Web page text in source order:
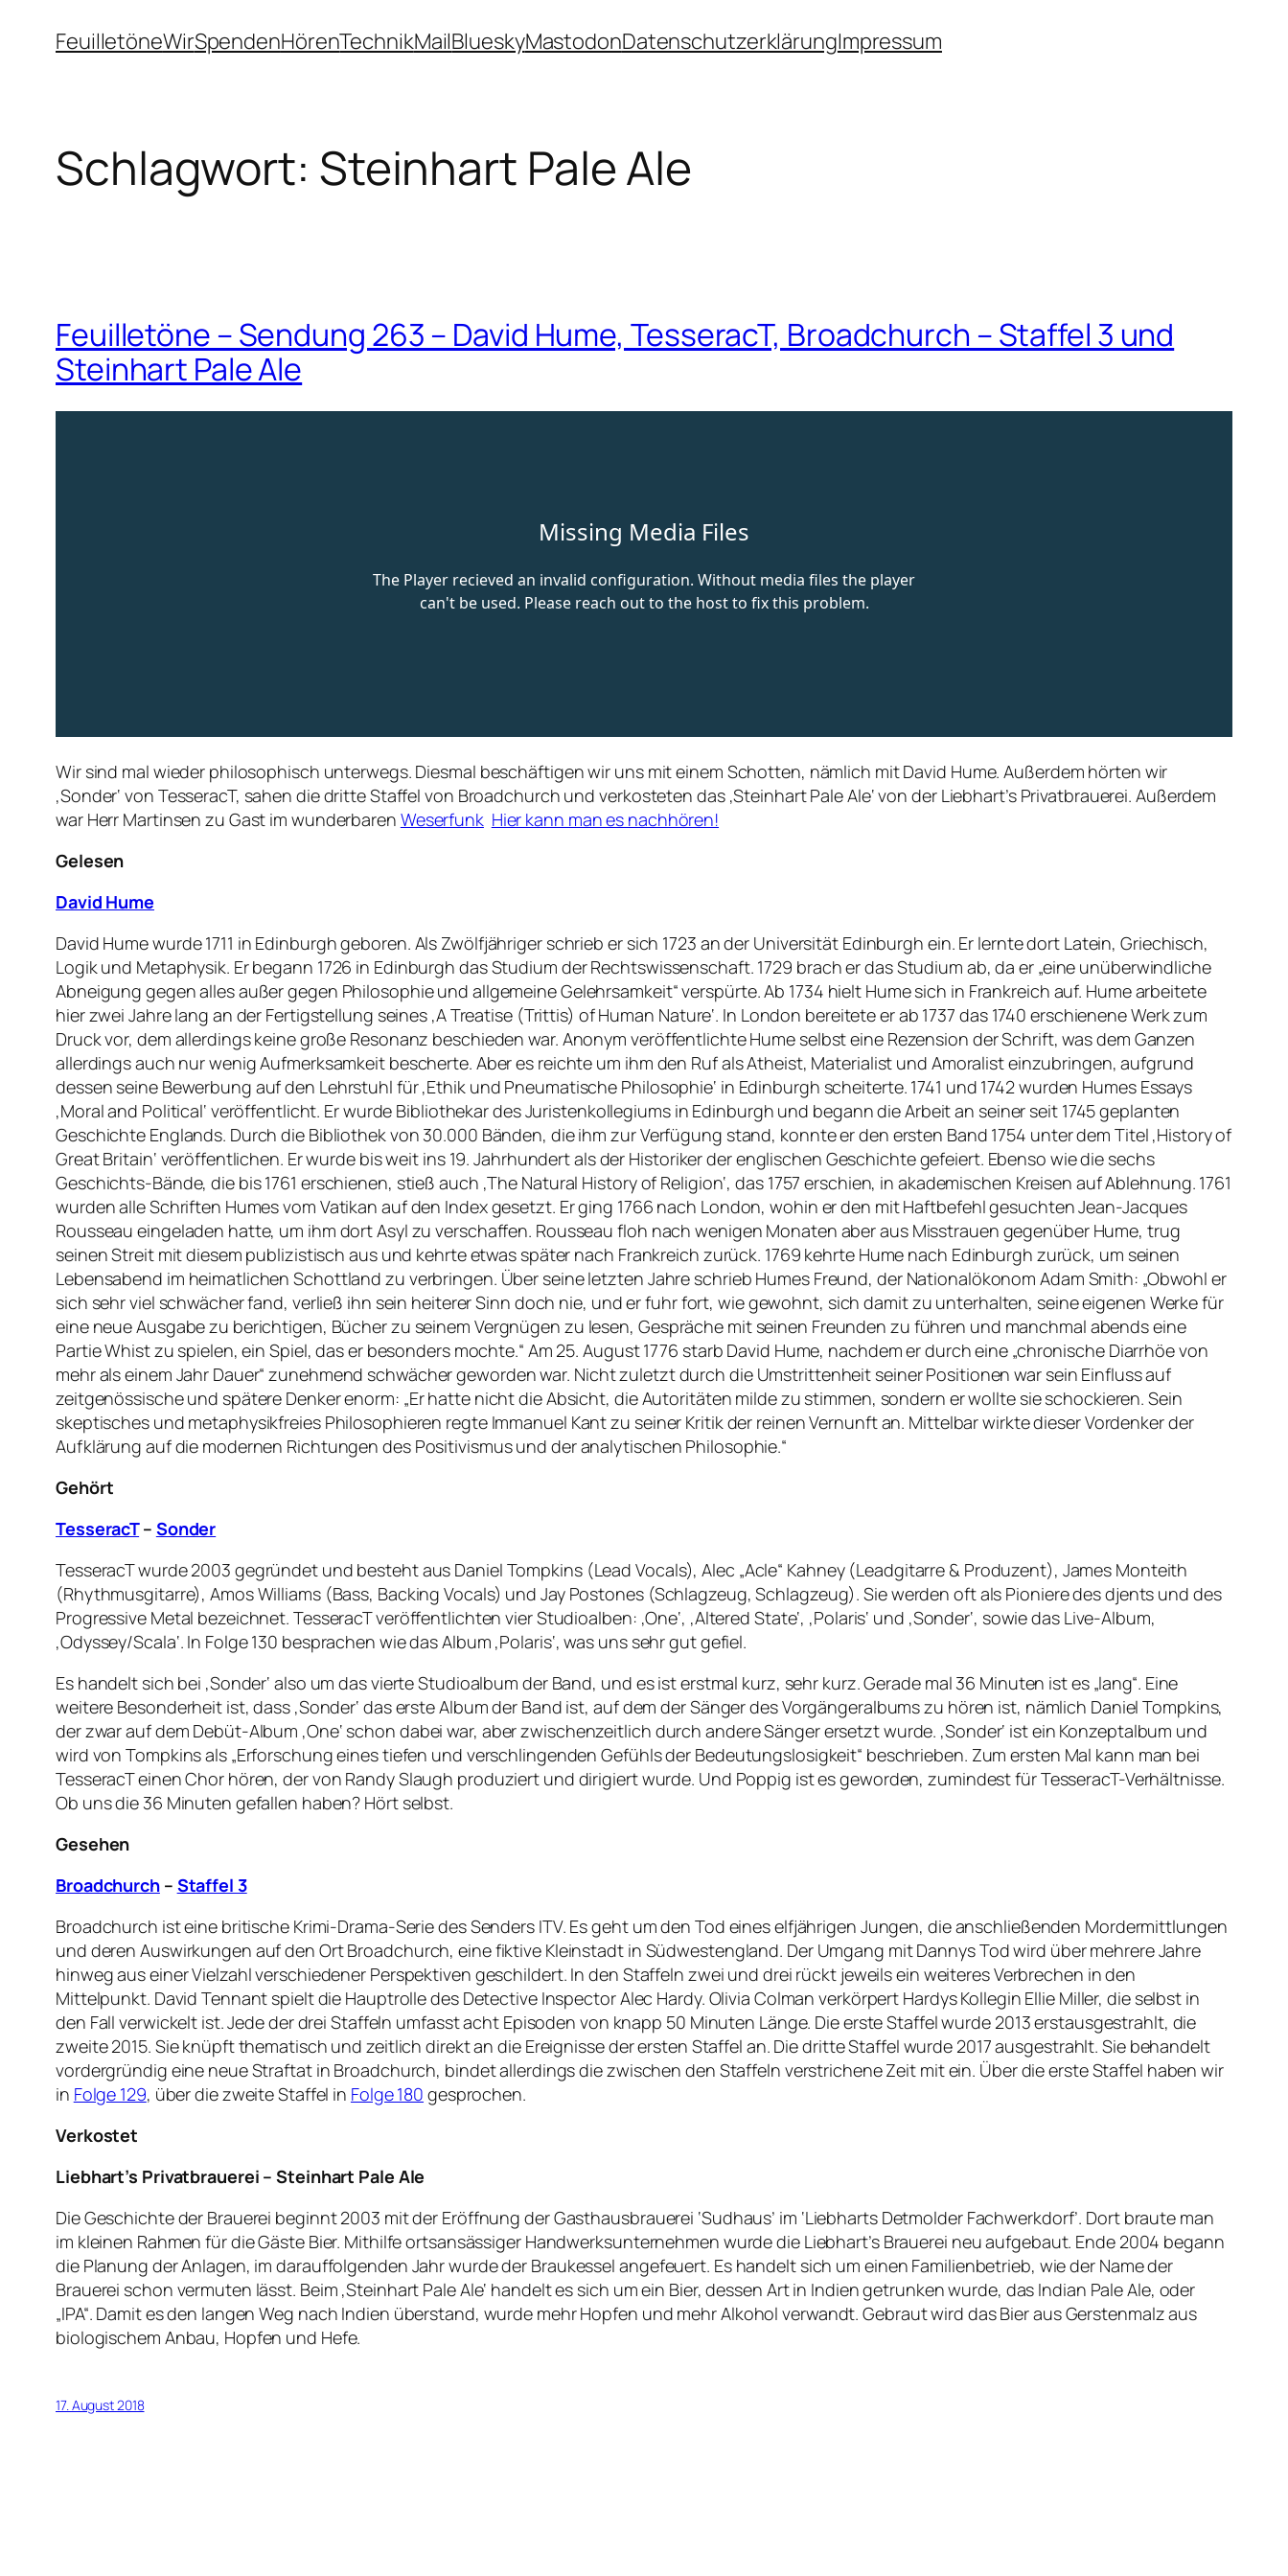
InhaltFeuilletöneWirSpendenHörenTechnikMailBlueskyMastodonDatenschutzerklärungImpressum
Schlagwort: Steinhart Pale Ale
Feuilletöne – Sendung 263 – David Hume, TesseracT, Broadchurch – Staffel 3 und
Steinhart Pale Ale
Wir sind mal wieder philosophisch unterwegs. Diesmal beschäftigen wir uns mit einem Schotten, nämlich mit David Hume. Außerdem hörten wir
‚Sonder‘ von TesseracT, sahen die dritte Staffel von Broadchurch und verkosteten das ‚Steinhart Pale Ale‘ von der Liebhart’s Privatbrauerei. Außerdem
war Herr Martinsen zu Gast im wunderbaren Weserfunk Hier kann man es nachhören!
Gelesen
David Hume
David Hume wurde 1711 in Edinburgh geboren. Als Zwölfjähriger schrieb er sich 1723 an der Universität Edinburgh ein. Er lernte dort Latein, Griechisch,
Logik und Metaphysik. Er begann 1726 in Edinburgh das Studium der Rechtswissenschaft. 1729 brach er das Studium ab, da er „eine unüberwindliche
Abneigung gegen alles außer gegen Philosophie und allgemeine Gelehrsamkeit“ verspürte. Ab 1734 hielt Hume sich in Frankreich auf. Hume arbeitete
hier zwei Jahre lang an der Fertigstellung seines ‚A Treatise (Trittis) of Human Nature‘. In London bereitete er ab 1737 das 1740 erschienene Werk zum
Druck vor, dem allerdings keine große Resonanz beschieden war. Anonym veröffentlichte Hume selbst eine Rezension der Schrift, was dem Ganzen
allerdings auch nur wenig Aufmerksamkeit bescherte. Aber es reichte um ihm den Ruf als Atheist, Materialist und Amoralist einzubringen, aufgrund
dessen seine Bewerbung auf den Lehrstuhl für ‚Ethik und Pneumatische Philosophie‘ in Edinburgh scheiterte. 1741 und 1742 wurden Humes Essays
‚Moral and Political‘ veröffentlicht. Er wurde Bibliothekar des Juristenkollegiums in Edinburgh und begann die Arbeit an seiner seit 1745 geplanten
Geschichte Englands. Durch die Bibliothek von 30.000 Bänden, die ihm zur Verfügung stand, konnte er den ersten Band 1754 unter dem Titel ‚History of
Great Britain‘ veröffentlichen. Er wurde bis weit ins 19. Jahrhundert als der Historiker der englischen Geschichte gefeiert. Ebenso wie die sechs
Geschichts-Bände, die bis 1761 erschienen, stieß auch ‚The Natural History of Religion‘, das 1757 erschien, in akademischen Kreisen auf Ablehnung. 1761
wurden alle Schriften Humes vom Vatikan auf den Index gesetzt. Er ging 1766 nach London, wohin er den mit Haftbefehl gesuchten Jean-Jacques
Rousseau eingeladen hatte, um ihm dort Asyl zu verschaffen. Rousseau floh nach wenigen Monaten aber aus Misstrauen gegenüber Hume, trug
seinen Streit mit diesem publizistisch aus und kehrte etwas später nach Frankreich zurück. 1769 kehrte Hume nach Edinburgh zurück, um seinen
Lebensabend im heimatlichen Schottland zu verbringen. Über seine letzten Jahre schrieb Humes Freund, der Nationalökonom Adam Smith: „Obwohl er
sich sehr viel schwächer fand, verließ ihn sein heiterer Sinn doch nie, und er fuhr fort, wie gewohnt, sich damit zu unterhalten, seine eigenen Werke für
eine neue Ausgabe zu berichtigen, Bücher zu seinem Vergnügen zu lesen, Gespräche mit seinen Freunden zu führen und manchmal abends eine
Partie Whist zu spielen, ein Spiel, das er besonders mochte.“ Am 25. August 1776 starb David Hume, nachdem er durch eine „chronische Diarrhöe von
mehr als einem Jahr Dauer“ zunehmend schwächer geworden war. Nicht zuletzt durch die Umstrittenheit seiner Positionen war sein Einfluss auf
zeitgenössische und spätere Denker enorm: „Er hatte nicht die Absicht, die Autoritäten milde zu stimmen, sondern er wollte sie schockieren. Sein
skeptisches und metaphysikfreies Philosophieren regte Immanuel Kant zu seiner Kritik der reinen Vernunft an. Mittelbar wirkte dieser Vordenker der
Aufklärung auf die modernen Richtungen des Positivismus und der analytischen Philosophie.“
Gehört
TesseracT– Sonder
TesseracT wurde 2003 gegründet und besteht aus Daniel Tompkins (Lead Vocals), Alec „Acle“ Kahney (Leadgitarre & Produzent), James Monteith
(Rhythmusgitarre), Amos Williams (Bass, Backing Vocals) und Jay Postones (Schlagzeug, Schlagzeug). Sie werden oft als Pioniere des djents und des
Progressive Metal bezeichnet. TesseracT veröffentlichten vier Studioalben: ‚One‘, ‚Altered State‘, ‚Polaris‘ und ‚Sonder‘, sowie das Live-Album,
‚Odyssey/Scala‘. In Folge 130 besprachen wie das Album ‚Polaris‘, was uns sehr gut gefiel.
Es handelt sich bei ‚Sonder‘ also um das vierte Studioalbum der Band, und es ist erstmal kurz, sehr kurz. Gerade mal 36 Minuten ist es „lang“. Eine
weitere Besonderheit ist, dass ‚Sonder‘ das erste Album der Band ist, auf dem der Sänger des Vorgängeralbums zu hören ist, nämlich Daniel Tompkins,
der zwar auf dem Debüt-Album ‚One‘ schon dabei war, aber zwischenzeitlich durch andere Sänger ersetzt wurde. ‚Sonder‘ ist ein Konzeptalbum und
wird von Tompkins als „Erforschung eines tiefen und verschlingenden Gefühls der Bedeutungslosigkeit“ beschrieben. Zum ersten Mal kann man bei
TesseracT einen Chor hören, der von Randy Slaugh produziert und dirigiert wurde. Und Poppig ist es geworden, zumindest für TesseracT-Verhältnisse.
Ob uns die 36 Minuten gefallen haben? Hört selbst.
Gesehen
Broadchurch– Staffel 3
Broadchurch ist eine britische Krimi-Drama-Serie des Senders ITV. Es geht um den Tod eines elfjährigen Jungen, die anschließenden Mordermittlungen
und deren Auswirkungen auf den Ort Broadchurch, eine fiktive Kleinstadt in Südwestengland. Der Umgang mit Dannys Tod wird über mehrere Jahre
hinweg aus einer Vielzahl verschiedener Perspektiven geschildert. In den Staffeln zwei und drei rückt jeweils ein weiteres Verbrechen in den
Mittelpunkt. David Tennant spielt die Hauptrolle des Detective Inspector Alec Hardy. Olivia Colman verkörpert Hardys Kollegin Ellie Miller, die selbst in
den Fall verwickelt ist. Jede der drei Staffeln umfasst acht Episoden von knapp 50 Minuten Länge. Die erste Staffel wurde 2013 erstausgestrahlt, die
zweite 2015. Sie knüpft thematisch und zeitlich direkt an die Ereignisse der ersten Staffel an. Die dritte Staffel wurde 2017 ausgestrahlt. Sie behandelt
vordergründig eine neue Straftat in Broadchurch, bindet allerdings die zwischen den Staffeln verstrichene Zeit mit ein. Über die erste Staffel haben wir
in Folge 129, über die zweite Staffel in Folge 180 gesprochen.
Verkostet
Liebhart’s Privatbrauerei – Steinhart Pale Ale
Die Geschichte der Brauerei beginnt 2003 mit der Eröffnung der Gasthausbrauerei ‘Sudhaus’ im ‘Liebharts Detmolder Fachwerkdorf’. Dort braute man
im kleinen Rahmen für die Gäste Bier. Mithilfe ortsansässiger Handwerksunternehmen wurde die Liebhart’s Brauerei neu aufgebaut. Ende 2004 begann
die Planung der Anlagen, im darauffolgenden Jahr wurde der Braukessel angefeuert. Es handelt sich um einen Familienbetrieb, wie der Name der
Brauerei schon vermuten lässt. Beim ‚Steinhart Pale Ale‘ handelt es sich um ein Bier, dessen Art in Indien getrunken wurde, das Indian Pale Ale, oder
„IPA“. Damit es den langen Weg nach Indien überstand, wurde mehr Hopfen und mehr Alkohol verwandt. Gebraut wird das Bier aus Gerstenmalz aus
biologischem Anbau, Hopfen und Hefe.
17. August 2018